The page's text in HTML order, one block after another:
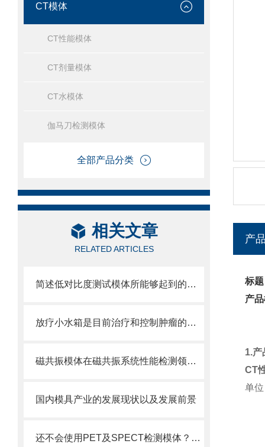
CT模体
CT性能模体
CT剂量模体
CT水模体
伽马刀检测模体
全部产品分类
相关文章
RELATED ARTICLES
简述低对比度测试模体所能够起到的作用
放疗小水箱是目前治疗和控制肿瘤的主要方法之一
磁共振模体在磁共振系统性能检测领域中的重要作用
国内模具产业的发展现状以及发展前景
还不会使用PET及SPECT检测模体？进来看
产
标
产
1.产
CT
单